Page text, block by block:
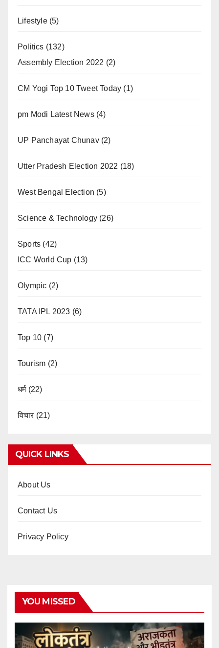
Lifestyle(5)
Politics (132)
Assembly Election 2022 (2)
CM Yogi Top 10 Tweet Today (1)
pm Modi Latest News(4)
UP Panchayat Chunav(2)
Utter Pradesh Election 2022 (18)
West Bengal Election (5)
Science & Technology (26)
Sports (42)
ICC World Cup (13)
Olympic (2)
TATA IPL 2023 (6)
Top 10 (7)
Tourism (2)
धर्म(22)
विचार (21)
QUICK LINKS
About Us
Contact Us
Privacy Policy
YOU MISSED